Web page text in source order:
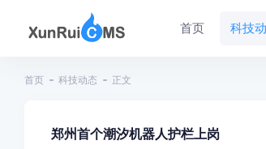
首页 科技
首页 科技动态 正文
郑州首个潮汐机器人护栏上岗